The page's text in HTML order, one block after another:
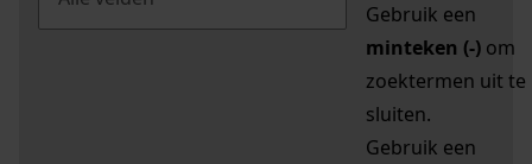
Gebruik een
minteken (-) om
zoektermen uit te
sluiten.
Gebruik een